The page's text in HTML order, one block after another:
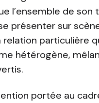
l’ensemble de
présenter sur
particulière
hétérogène,
portée au